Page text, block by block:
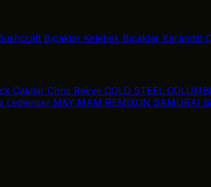
Bıçaklar Kelebek Bıçaklar Karambit
Çakılar Chris Reeve COLD STEEL
Ledlenser M&Y MAM REMIXON SAMURAI